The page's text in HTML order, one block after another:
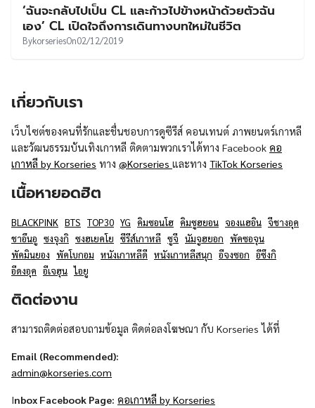
‘ฉันจะกลับไปเป็น CL และก้าวไปข้างหน้าด้วยตัวฉัน
เอง’ CL เปิดใจถึงการเดินทางบทใหม่ในชีวิต
BykorseriesOn02/12/2019
เกี่ยวกับเรา
เว็บไซต์ของคนที่รักและชื่นชอบการดูซีรีส์ คอนเทนต์ ภาพยนตร์เกาหลี
และวัฒนธรรมบันเทิงเกาหลี ติดตามพวกเราได้ทาง Facebook คอ
เกาหลี by Korseries ทาง @Korseries และทาง TikTok Korseries
เนื้อหายอดฮิต
BLACKPINK BTS TOP30 YG คิมซอนโฮ คิมซูฮยอน จองแฮอิน จีชางอุค
ชาอึนอู ซงจุงกิ ซงฮเยคโย ซีรีส์เกาหลี ซูจี นัมจูฮยอก พัคซอจุน
พัคมินยอง พัคโบกอม หนังเกาหลีดี หนังเกาหลีสนุก อีจงซอก อีซึงกิ
อีดงอุค อีเจฮุน ไอยู
ติดต่องาน
สามารถติดต่อสอบถามข้อมูล ติดต่อลงโฆษณา กับ Korseries ได้ที่
Email (Recommended):
admin@korseries.com
Inbox Facebook Page: คอเกาหลี by Korseries